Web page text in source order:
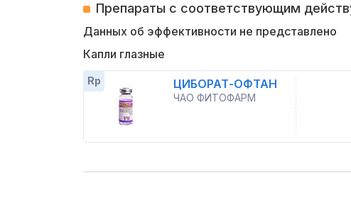
Препараты с соответствующим
Данных об эффективности не представлено
Капли глазные
Rp ЦИБОРАТ-ОФТАН
ЧАО ФИТОФАРМ